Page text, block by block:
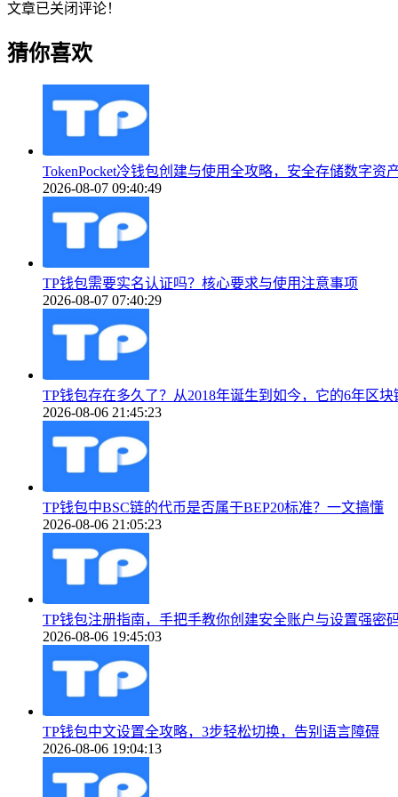
文章已关闭评论！
猜你喜欢
TokenPocket冷钱包创建与使用全攻略，安全存储数字资
2026-08-07 09:40:49
TP钱包需要实名认证吗？核心要求与使用注意事项
2026-08-07 07:40:29
TP钱包存在多久了？从2018年诞生到如今，它的6年区
2026-08-06 21:45:23
TP钱包中BSC链的代币是否属于BEP20标准？一文搞懂
2026-08-06 21:05:23
TP钱包注册指南，手把手教你创建安全账户与设置强密
2026-08-06 19:45:03
TP钱包中文设置全攻略，3步轻松切换，告别语言障碍
2026-08-06 19:04:13